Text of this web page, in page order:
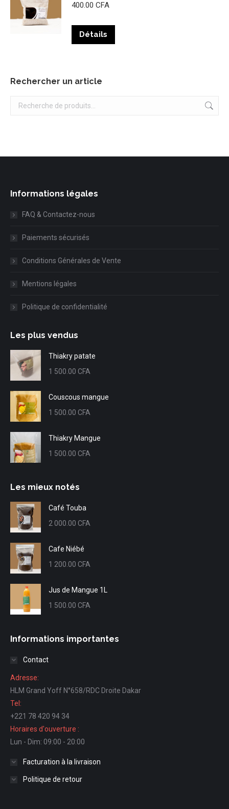
400.00 CFA
Détails
Rechercher un article
Informations légales
FAQ & Contactez-nous
Paiements sécurisés
Conditions Générales de Vente
Mentions légales
Politique de confidentialité
Les plus vendus
Thiakry patate
1 500.00 CFA
Couscous mangue
1 500.00 CFA
Thiakry Mangue
1 500.00 CFA
Les mieux notés
Café Touba
2 000.00 CFA
Cafe Niébé
1 200.00 CFA
Jus de Mangue 1L
1 500.00 CFA
Informations importantes
Contact
Adresse:
HLM Grand Yoff N°658/RDC Droite Dakar
Tel:
+221 78 420 94 34
Horaires d'ouverture :
Lun - Dim: 09:00 - 20:00
Facturation à la livraison
Politique de retour